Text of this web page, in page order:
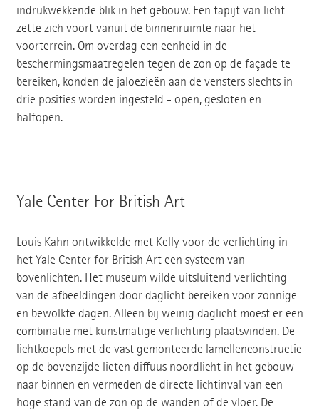
indrukwekkende blik in het gebouw. Een tapijt van licht
zette zich voort vanuit de binnenruimte naar het
voorterrein. Om overdag een eenheid in de
beschermingsmaatregelen tegen de zon op de façade te
bereiken, konden de jaloezieën aan de vensters slechts in
drie posities worden ingesteld - open, gesloten en
halfopen.
Yale Center For British Art
Louis Kahn ontwikkelde met Kelly voor de verlichting in
het Yale Center for British Art een systeem van
bovenlichten. Het museum wilde uitsluitend verlichting
van de afbeeldingen door daglicht bereiken voor zonnige
en bewolkte dagen. Alleen bij weinig daglicht moest er een
combinatie met kunstmatige verlichting plaatsvinden. De
lichtkoepels met de vast gemonteerde lamellenconstructie
op de bovenzijde lieten diffuus noordlicht in het gebouw
naar binnen en vermeden de directe lichtinval van een
hoge stand van de zon op de wanden of de vloer. De